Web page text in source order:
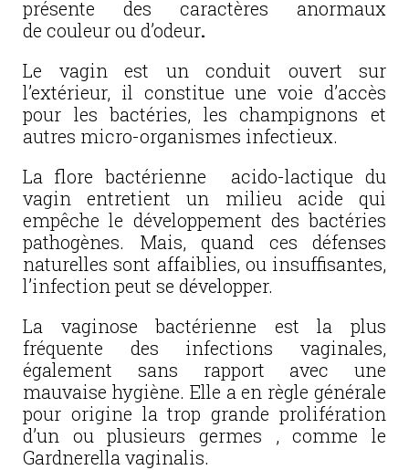
présente des caractères anormaux
de couleur ou d’odeur.
Le vagin est un conduit ouvert sur
l’extérieur, il constitue une voie d’accès
pour les bactéries, les champignons et
autres micro-organismes infectieux.
La flore bactérienne acido-lactique du
vagin entretient un milieu acide qui
empêche le développement des bactéries
pathogènes. Mais, quand ces défenses
naturelles sont affaiblies, ou insuffisantes,
l’infection peut se développer.
La vaginose bactérienne est la plus
fréquente des infections vaginales,
également sans rapport avec une
mauvaise hygiène. Elle a en règle générale
pour origine la trop grande prolifération
d’un ou plusieurs germes , comme le
Gardnerella vaginalis.